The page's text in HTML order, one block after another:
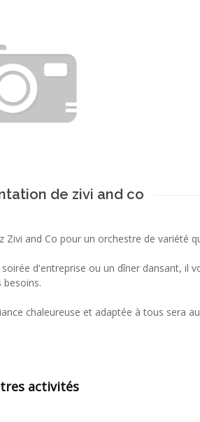
de zivi and co
Zivi and Co pour un orchestre de variété
soirée d'entreprise ou un dîner dansant, il
besoins.
chaleureuse et adaptée à tous sera
activités